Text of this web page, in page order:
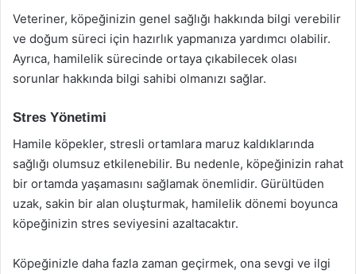
Veteriner, köpeğinizin genel sağlığı hakkında bilgi verebilir
ve doğum süreci için hazırlık yapmanıza yardımcı olabilir.
Ayrıca, hamilelik sürecinde ortaya çıkabilecek olası
sorunlar hakkında bilgi sahibi olmanızı sağlar.
Stres Yönetimi
Hamile köpekler, stresli ortamlara maruz kaldıklarında
sağlığı olumsuz etkilenebilir. Bu nedenle, köpeğinizin rahat
bir ortamda yaşamasını sağlamak önemlidir. Gürültüden
uzak, sakin bir alan oluşturmak, hamilelik dönemi boyunca
köpeğinizin stres seviyesini azaltacaktır.
Köpeğinizle daha fazla zaman geçirmek, ona sevgi ve ilgi